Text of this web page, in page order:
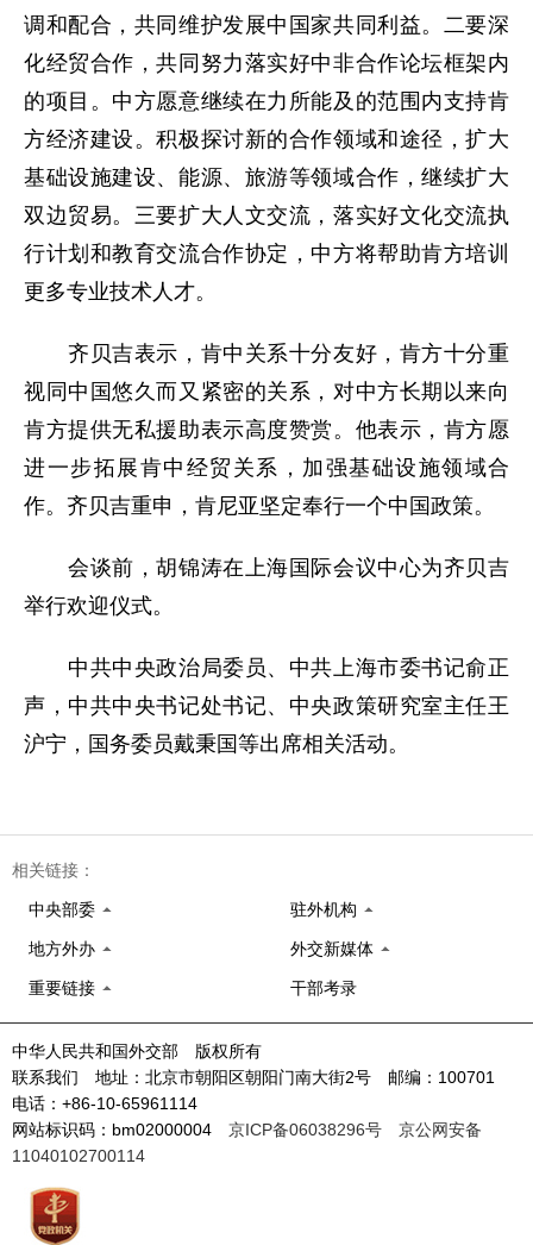
调和配合，共同维护发展中国家共同利益。二要深
化经贸合作，共同努力落实好中非合作论坛框架内
的项目。中方愿意继续在力所能及的范围内支持肯
方经济建设。积极探讨新的合作领域和途径，扩大
基础设施建设、能源、旅游等领域合作，继续扩大
双边贸易。三要扩大人文交流，落实好文化交流执
行计划和教育交流合作协定，中方将帮助肯方培训
更多专业技术人才。
齐贝吉表示，肯中关系十分友好，肯方十分重
视同中国悠久而又紧密的关系，对中方长期以来向
肯方提供无私援助表示高度赞赏。他表示，肯方愿
进一步拓展肯中经贸关系，加强基础设施领域合
作。齐贝吉重申，肯尼亚坚定奉行一个中国政策。
会谈前，胡锦涛在上海国际会议中心为齐贝吉
举行欢迎仪式。
中共中央政治局委员、中共上海市委书记俞正
声，中共中央书记处书记、中央政策研究室主任王
沪宁，国务委员戴秉国等出席相关活动。
相关链接：
中央部委 驻外机构
地方外办 外交新媒体
重要链接 干部考录
中华人民共和国外交部 版权所有
联系我们 地址：北京市朝阳区朝阳门南大街2号 邮编：100701
电话：+86-10-65961114
网站标识码：bm02000004 京ICP备06038296号
京公网安备
11040102700114